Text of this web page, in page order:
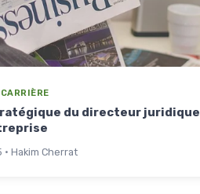
du directeur juridique
· Hakim Cherrat